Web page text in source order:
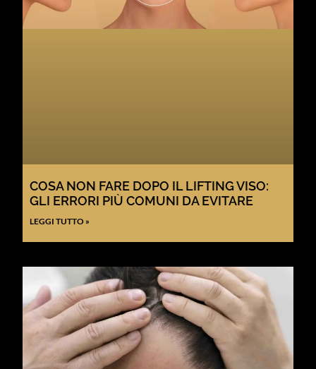
COSA NON FARE DOPO IL LIFTING VISO:
GLI ERRORI PIÙ COMUNI DA EVITARE
LEGGI TUTTO »